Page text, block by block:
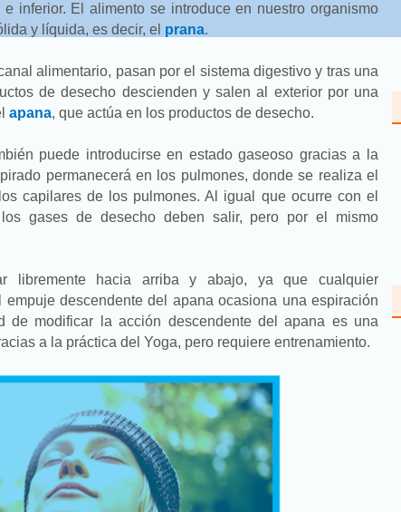
inferior. El alimento se introduce en nuestro organismo
y líquida, es decir, el prana.
alimentario, pasan por el sistema digestivo y tras una
de desecho descienden y salen al exterior por una
apana, que actúa en los productos de desecho.
puede introducirse en estado gaseoso gracias a la
permanecerá en los pulmones, donde se realiza el
capilares de los pulmones. Al igual que ocurre con el
gases de desecho deben salir, pero por el mismo
libremente hacia arriba y abajo, ya que cualquier
descendente del apana ocasiona una espiración
de modificar la acción descendente del apana es una
a la práctica del Yoga, pero requiere entrenamiento.